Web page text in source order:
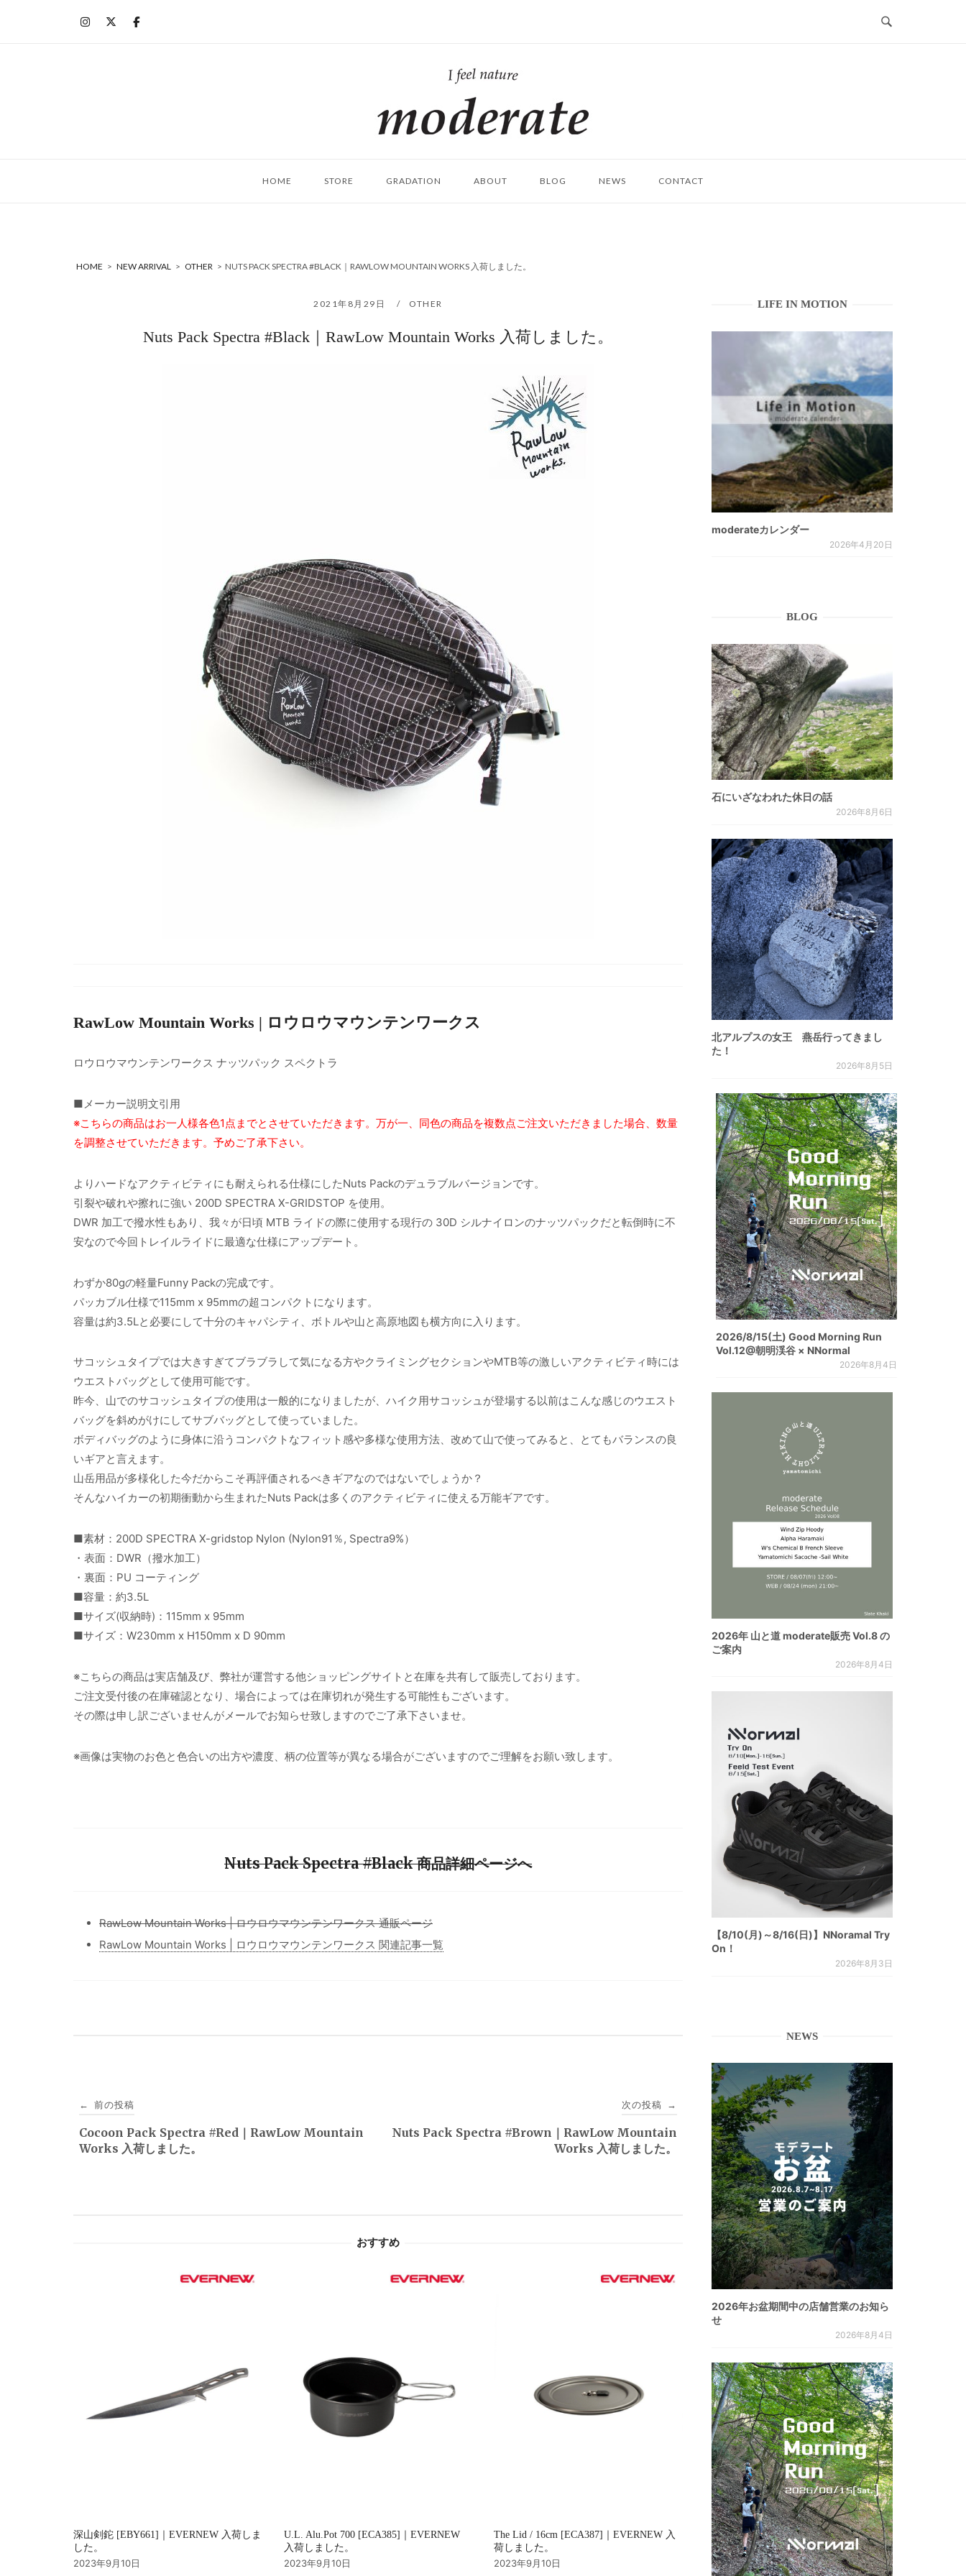
ム
HOME STORE GRADATION ABOUT BLOG NEWS CONTACT
HOME > NEW ARRIVAL > OTHER > NUTS PACK SPECTRA #BLACK｜RAWLOW MOUNTAIN WORKS 入荷しました。
2021年8月29日 OTHER
Nuts Pack Spectra #Black｜RawLow Mountain Works 入荷しました。
RawLow Mountain Works | ロウロウマウンテンワークス
ロウロウマウンテンワークス ナッツパック スペクトラ
■メーカー説明文引用
※こちらの商品はお一人様各色1点までとさせていただきます。万が一、同色の商品を複数点ご注文いただきました場合、数量
を調整させていただきます。予めご了承下さい。
よりハードなアクティビティにも耐えられる仕様にしたNuts Packのデュラブルバージョンです。
引裂や破れや擦れに強い 200D SPECTRA X-GRIDSTOP を使用。
DWR 加工で撥水性もあり、我々が日頃 MTB ライドの際に使用する現行の 30D シルナイロンのナッツパックだと転倒時に不
安なので今回トレイルライドに最適な仕様にアップデート。
わずか80gの軽量Funny Packの完成です。
パッカブル仕様で115mm x 95mmの超コンパクトになります。
容量は約3.5Lと必要にして十分のキャパシティ、ボトルや山と高原地図も横方向に入ります。
サコッシュタイプでは大きすぎてブラブラして気になる方やクライミングセクションやMTB等の激しいアクティビティ時には
ウエストバッグとして使用可能です。
昨今、山でのサコッシュタイプの使用は一般的になりましたが、ハイク用サコッシュが登場する以前はこんな感じのウエスト
バッグを斜めがけにしてサブバッグとして使っていました。
ボディバッグのように身体に沿うコンパクトなフィット感や多様な使用方法、改めて山で使ってみると、とてもバランスの良
いギアと言えます。
山岳用品が多様化した今だからこそ再評価されるべきギアなのではないでしょうか？
そんなハイカーの初期衝動から生まれたNuts Packは多くのアクティビティに使える万能ギアです。
■素材：200D SPECTRA X-gridstop Nylon (Nylon91％, Spectra9%）
・表面：DWR（撥水加工）
・裏面：PU コーティング
■容量：約3.5L
■サイズ(収納時)：115mm x 95mm
■サイズ：W230mm x H150mm x D 90mm
※こちらの商品は実店舗及び、弊社が運営する他ショッピングサイトと在庫を共有して販売しております。
ご注文受付後の在庫確認となり、場合によっては在庫切れが発生する可能性もございます。
その際は申し訳ございませんがメールでお知らせ致しますのでご了承下さいませ。
※画像は実物のお色と色合いの出方や濃度、柄の位置等が異なる場合がございますのでご理解をお願い致します。
Nuts Pack Spectra #Black 商品詳細ページへ
RawLow Mountain Works | ロウロウマウンテンワークス 通販ページ
RawLow Mountain Works | ロウロウマウンテンワークス 関連記事一覧
稿
ナ
← 前の投稿
Cocoon Pack Spectra #Red｜RawLow Mountain
Works 入荷しました。
次の投稿 →
Nuts Pack Spectra #Brown｜RawLow Mountain
Works 入荷しました。
おすすめ
深山剣鉈 [EBY661]｜EVERNEW 入荷しま
した。
2023年9月10日
U.L. Alu.Pot 700 [ECA385]｜EVERNEW
入荷しました。
2023年9月10日
The Lid / 16cm [ECA387]｜EVERNEW 入
荷しました。
2023年9月10日
LIFE IN MOTION
moderateカレンダー
2026年4月20日
BLOG
石にいざなわれた休日の話
2026年8月6日
北アルプスの女王 燕岳行ってきまし
た！
2026年8月5日
2026/8/15(土) Good Morning Run
Vol.12@朝明渓谷 × NNormal
2026年8月4日
2026年 山と道 moderate販売 Vol.8 の
ご案内
2026年8月4日
【8/10(月)～8/16(日)】NNoramal Try
On！
2026年8月3日
NEWS
2026年お盆期間中の店舗営業のお知ら
せ
2026年8月4日